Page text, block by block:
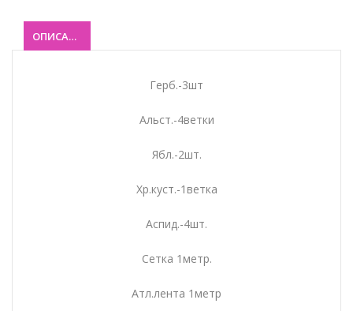
ОПИСАНИЕ
Герб.-3шт
Альст.-4ветки
Ябл.-2шт.
Хр.куст.-1ветка
Аспид.-4шт.
Сетка 1метр.
Атл.лента 1метр